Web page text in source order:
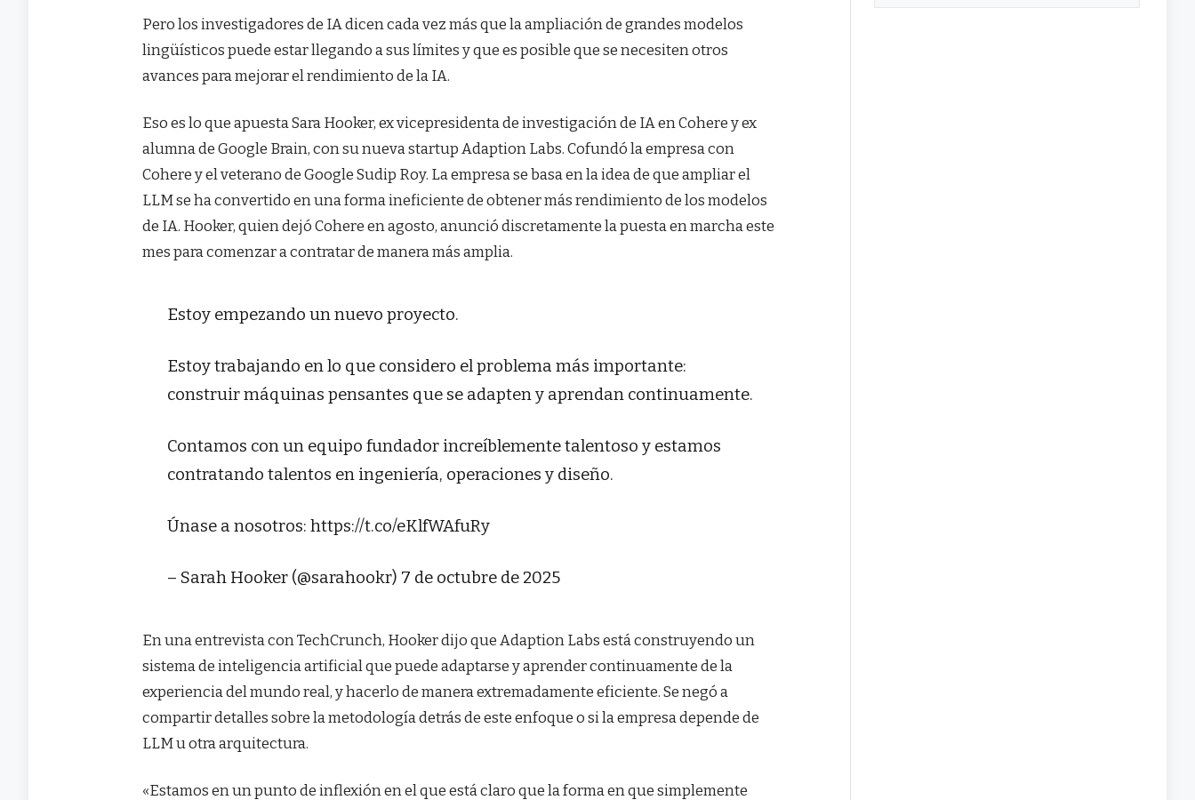
Pero los investigadores de IA dicen cada vez más que la ampliación de grandes modelos
lingüísticos puede estar llegando a sus límites y que es posible que se necesiten otros
avances para mejorar el rendimiento de la IA.
Eso es lo que apuesta Sara Hooker, ex vicepresidenta de investigación de IA en Cohere y ex
alumna de Google Brain, con su nueva startup Adaption Labs. Cofundó la empresa con
Cohere y el veterano de Google Sudip Roy. La empresa se basa en la idea de que ampliar el
LLM se ha convertido en una forma ineficiente de obtener más rendimiento de los modelos
de IA. Hooker, quien dejó Cohere en agosto, anunció discretamente la puesta en marcha este
mes para comenzar a contratar de manera más amplia.
Estoy empezando un nuevo proyecto.
Estoy trabajando en lo que considero el problema más importante:
construir máquinas pensantes que se adapten y aprendan continuamente.
Contamos con un equipo fundador increíblemente talentoso y estamos
contratando talentos en ingeniería, operaciones y diseño.
Únase a nosotros: https://t.co/eKlfWAfuRy
– Sarah Hooker (@sarahookr) 7 de octubre de 2025
En una entrevista con TechCrunch, Hooker dijo que Adaption Labs está construyendo un
sistema de inteligencia artificial que puede adaptarse y aprender continuamente de la
experiencia del mundo real, y hacerlo de manera extremadamente eficiente. Se negó a
compartir detalles sobre la metodología detrás de este enfoque o si la empresa depende de
LLM u otra arquitectura.
«Estamos en un punto de inflexión en el que está claro que la forma en que simplemente